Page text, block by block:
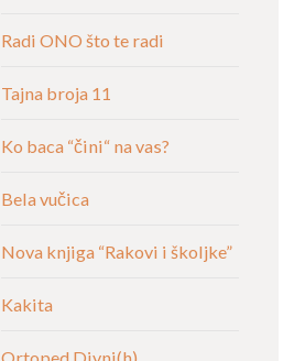
Radi ONO što te radi
Tajna broja 11
Ko baca “čini“ na vas?
Bela vučica
Nova knjiga “Rakovi i školjke”
Kakita